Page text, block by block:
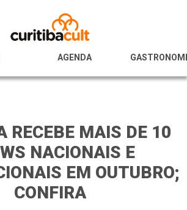
AGENDA
RECEBE MAIS DE 10
NACIONAIS E
EM OUTUBRO;
CONFIRA